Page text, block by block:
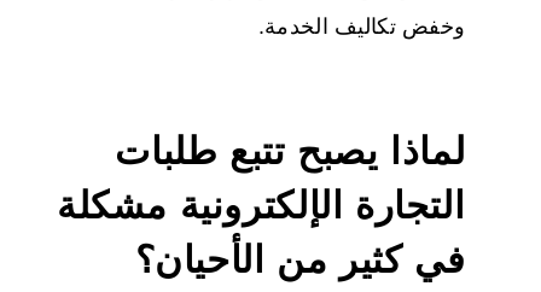
وخفض تكاليف الخدمة.
لماذا يصبح تتبع طلبات
التجارة الإلكترونية مشكلة
في كثير من الأحيان؟